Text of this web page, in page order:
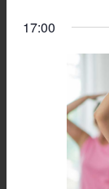
17:00